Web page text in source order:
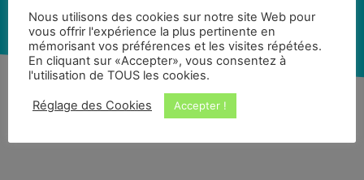
Nous utilisons des cookies sur notre site Web pour
vous offrir l'expérience la plus pertinente en
mémorisant vos préférences et les visites répétées.
En cliquant sur «Accepter», vous consentez à
l'utilisation de TOUS les cookies.
Réglage des Cookies Accepter !